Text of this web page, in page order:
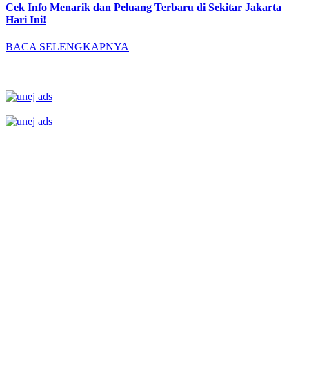
Cek Info Menarik dan Peluang Terbaru di Sekitar Jakarta
Hari Ini!
BACA SELENGKAPNYA